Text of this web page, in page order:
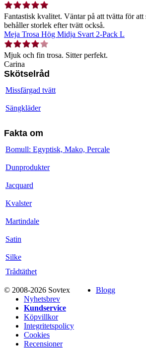
Fantastisk kvalitet. Väntar på att tvätta för att
behåller storlek efter tvätt också.
Meja Trosa Hög Midja Svart 2-Pack L
Mjuk och fin trosa. Sitter perfekt.
Carina
Skötselråd
Missfärgad tvätt
Sängkläder
Fakta om
Bomull: Egyptisk, Mako, Percale
Dunprodukter
Jacquard
Kvalster
Martindale
Satin
Silke
Trådtäthet
© 2008-2026 Sovtex
Blogg
Nyhetsbrev
Kundservice
Köpvillkor
Integritetspolicy
Cookies
Recensioner